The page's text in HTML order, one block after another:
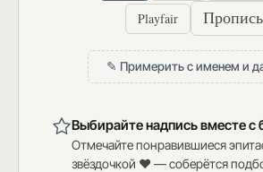
Playfair
Пропись
✎ Примерить с именем и
Выбирайте надпись вместе с
Отмечайте понравившиеся
звёздочкой ♥ — соберётся